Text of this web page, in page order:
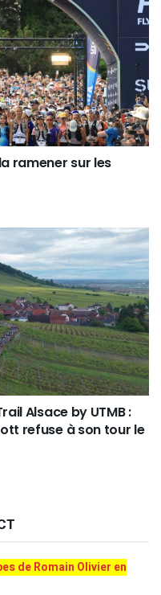
ramener sur les
Alsace by UTMB :
refuse à son tour le
de Romain Olivier en